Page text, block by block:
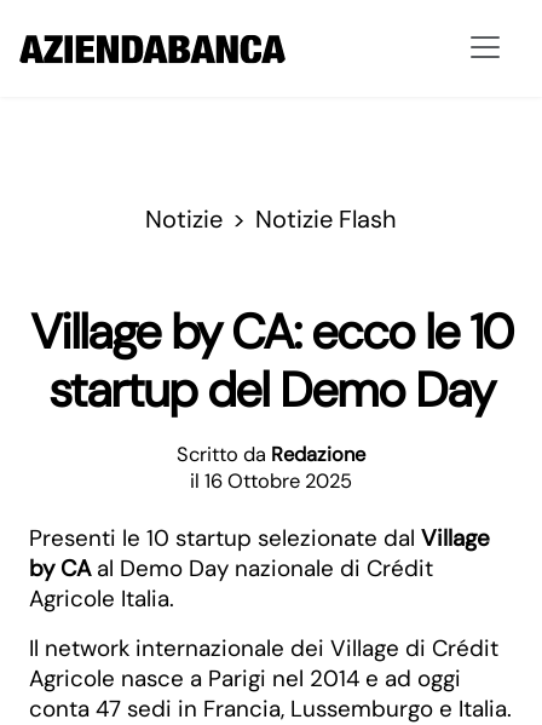
Notizie Notizie Flash
Village by CA: ecco le 10
startup del Demo Day
Scritto da Redazione
il 16 Ottobre 2025
Presenti le 10 startup selezionate dal Village
by CAal Demo Day nazionale di Crédit
Agricole Italia.
Il network internazionale dei Village di Crédit
Agricole nasce a Parigi nel 2014 e ad oggi
conta 47 sedi in Francia, Lussemburgo e Italia.